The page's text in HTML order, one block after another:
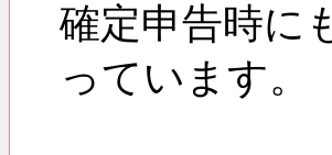
確定申告時に
っています。